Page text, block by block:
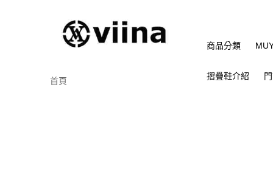
商品分類
摺疊鞋介紹
首頁